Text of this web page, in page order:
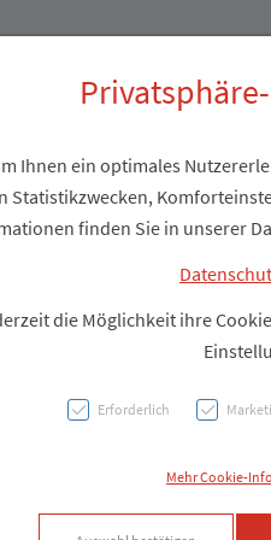
Ihnen ein optimales
Statistikzwecken,
finden Sie in unserer
die Möglichkeit ihre
Erforderlich
Mehr Cookie-